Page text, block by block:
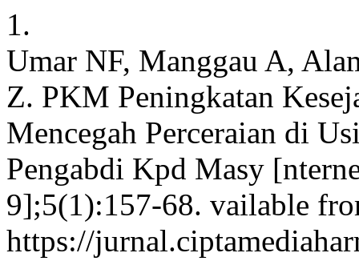
1.
Umar NF, Manggau A,
Z. PKM Peningkatan
Mencegah Perceraian di
Pengabdi Kpd Masy
9];5(1):157-68. vailable
https://